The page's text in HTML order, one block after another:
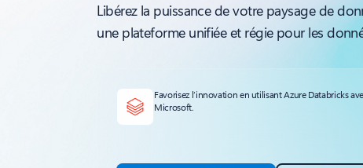
Libérez la puissance de votre paysage de
une plateforme unifiée et régie pour les
Favorisez l’innovation en utilisant Azure Databricks
Microsoft.